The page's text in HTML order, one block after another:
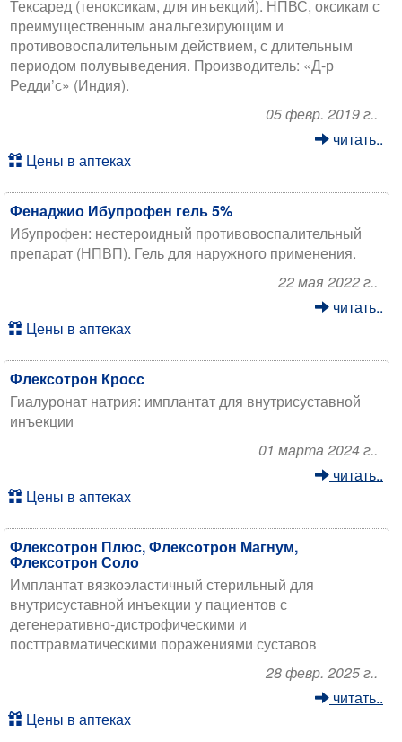
Тексаред (теноксикам, для инъекций). НПВС, оксикам с
преимущественным анальгезирующим и
противовоспалительным действием, с длительным
периодом полувыведения. Производитель: «Д-р
Редди’с» (Индия).
05 февр. 2019 г..
читать..
Цены в аптеках
Фенаджио Ибупрофен гель 5%
Ибупрофен: нестероидный противовоспалительный
препарат (НПВП). Гель для наружного применения.
22 мая 2022 г..
читать..
Цены в аптеках
Флексотрон Кросс
Гиалуронат натрия: имплантат для внутрисуставной
инъекции
01 марта 2024 г..
читать..
Цены в аптеках
Флексотрон Плюс, Флексотрон Магнум,
Флексотрон Соло
Имплантат вязкоэластичный стерильный для
внутрисуставной инъекции у пациентов с
дегенеративно-дистрофическими и
посттравматическими поражениями суставов
28 февр. 2025 г..
читать..
Цены в аптеках